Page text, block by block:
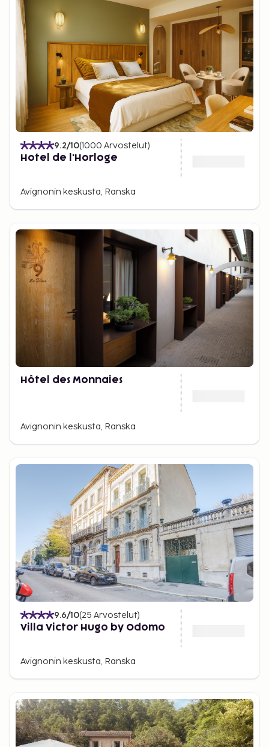
9.2/10(1000 Arvostelut)
Hotel de l'Horloge
Avignonin keskusta, Ranska
Hôtel des Monnaies
Avignonin keskusta, Ranska
9.6/10(25 Arvostelut)
Villa Victor Hugo by Odomo
Avignonin keskusta, Ranska